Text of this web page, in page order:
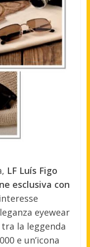
LF Luís Figo
esclusiva con
eyewear
la leggenda
e un’icona